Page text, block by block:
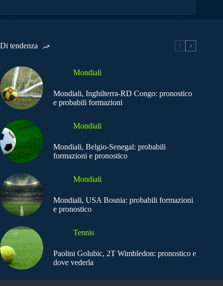
Di tendenza
Mondiali
Mondiali, Inghilterra-RD Congo: pronostico
e probabili formazioni
Mondiali
Mondiali, Belgio-Senegal: probabili
formazioni e pronostico
Mondiali
Mondiali, USA Bosnia: probabili formazioni
e pronostico
Tennis
Paolini Golubic, 2T Wimbledon: pronostico e
dove vederla